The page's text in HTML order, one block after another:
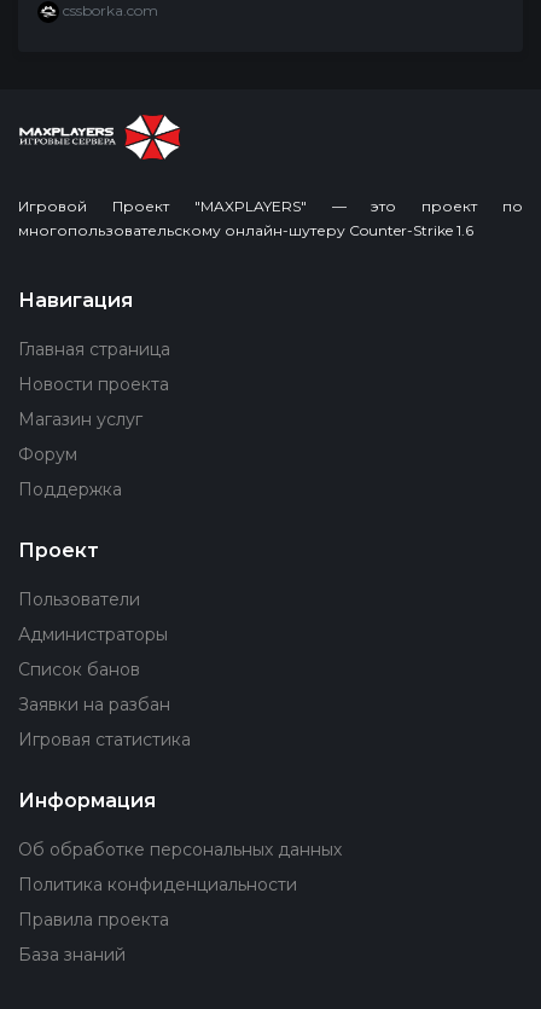
cssborka.com
Игровой Проект "MAXPLAYERS" — это проект по
многопользовательскому онлайн-шутеру Counter-Strike 1.6
Навигация
Главная страница
Новости проекта
Магазин услуг
Форум
Поддержка
Проект
Пользователи
Администраторы
Список банов
Заявки на разбан
Игровая статистика
Информация
Об обработке персональных данных
Политика конфиденциальности
Правила проекта
База знаний